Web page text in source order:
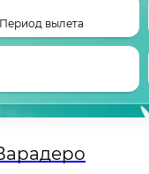
Период вылета